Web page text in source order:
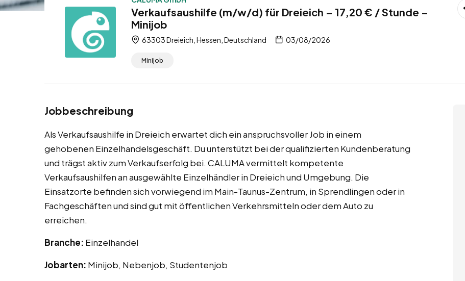
Verkaufsaushilfe (m/w/d) für Dreieich – 17,20 € / Stunde –
Minijob
63303 Dreieich, Hessen, Deutschland 03/08/2026
Minijob
Jobbeschreibung
Als Verkaufsaushilfe in Dreieich erwartet dich ein anspruchsvoller Job in einem
gehobenen Einzelhandelsgeschäft. Du unterstützt bei der qualifizierten Kundenberatung
und trägst aktiv zum Verkaufserfolg bei. CALUMA vermittelt kompetente
Verkaufsaushilfen an ausgewählte Einzelhändler in Dreieich und Umgebung. Die
Einsatzorte befinden sich vorwiegend im Main-Taunus-Zentrum, in Sprendlingen oder in
Fachgeschäften und sind gut mit öffentlichen Verkehrsmitteln oder dem Auto zu
erreichen.
Branche: Einzelhandel
Jobarten: Minijob, Nebenjob, Studentenjob